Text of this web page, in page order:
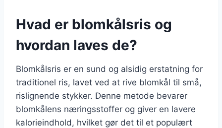
Hvad er blomkålsris og
hvordan laves de?
Blomkålsris er en sund og alsidig erstatning for
traditionel ris, lavet ved at rive blomkål til små,
rislignende stykker. Denne metode bevarer
blomkålens næringsstoffer og giver en lavere
kalorieindhold, hvilket gør det til et populært